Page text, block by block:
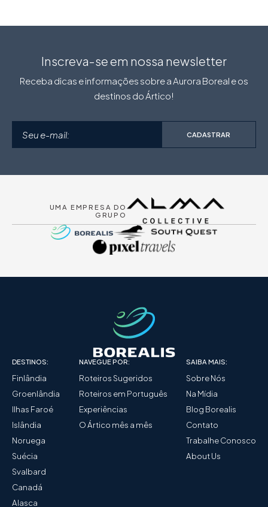
Inscreva-se em nossa newsletter
Receba dicas e informações sobre a Aurora Boreal e os
destinos do Ártico!
CADASTRAR
UMA EMPRESA DO
GRUPO
DESTINOS:
Finlândia
Groenlândia
Ilhas Faroé
Islândia
Noruega
Suécia
Svalbard
Canadá
Alasca
NAVEGUE POR:
Roteiros Sugeridos
Roteiros em Português
Experiências
O Ártico mês a mês
SAIBA MAIS:
Sobre Nós
Na Mídia
Blog Borealis
Contato
Trabalhe Conosco
About Us